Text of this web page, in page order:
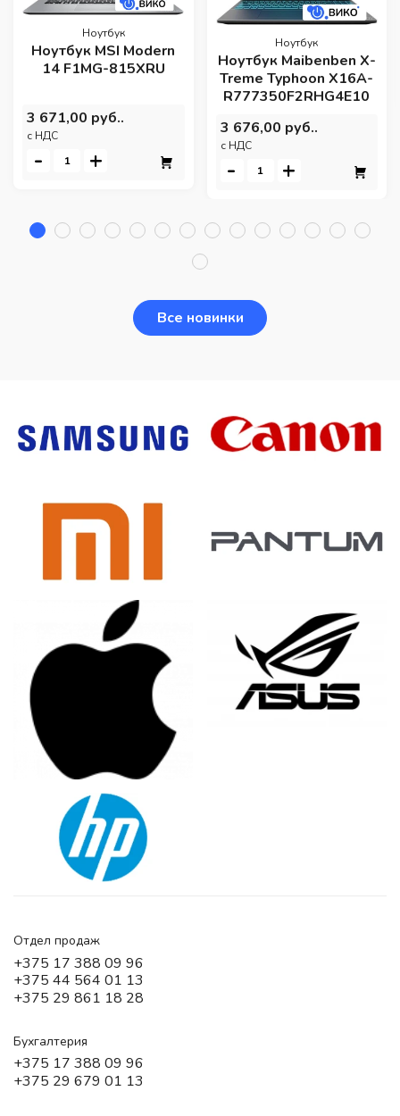
Ноутбук
Ноутбук MSI Modern
14 F1MG-815XRU
3 671,00 руб..
c НДС
- +
Ноутбук
Ноутбук Maibenben X-
Treme Typhoon X16A-
R777350F2RHG4E10
3 676,00 руб..
c НДС
- +
Все новинки
Отдел продаж
+375 17 388 09 96
+375 44 564 01 13
+375 29 861 18 28
Бухгалтерия
+375 17 388 09 96
+375 29 679 01 13